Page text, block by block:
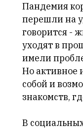
Пандемия
перешли на
говорится -
уходят в
имели
Но активное
собой и
знакомств,
В